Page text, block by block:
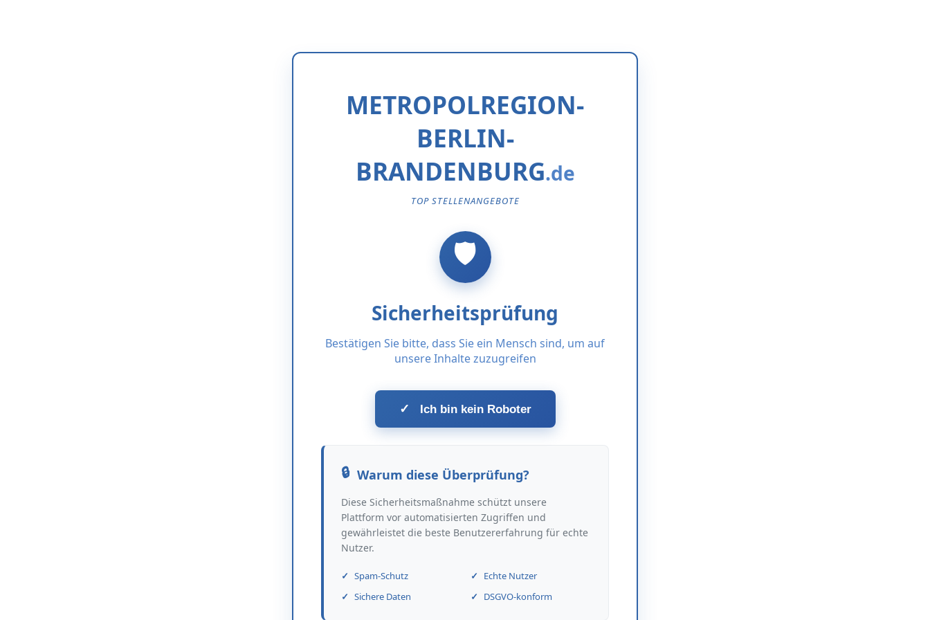
METROPOLREGION-
BERLIN-
BRANDENBURG
TOP STELLENANGEBOTE
Sicherheitsprüfung
Bestätigen Sie bitte, dass Sie ein Mensch sind, um auf
unsere Inhalte zuzugreifen
✓ Ich bin kein Roboter
Warum diese Überprüfung?
Diese Sicherheitsmaßnahme schützt unsere
Plattform vor automatisierten Zugriffen und
gewährleistet die beste Benutzererfahrung für echte
Nutzer.
Spam-Schutz
Echte Nutzer
Sichere Daten
DSGVO-konform